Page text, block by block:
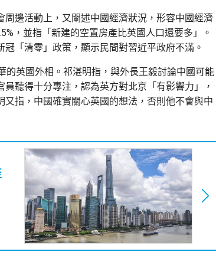
邊活動上，又闡述中國經濟狀況，形容中國經濟
，並指「新建的空置房產比英國人口還要多」。
「清零」政策，顯示民間對習近平政府不滿。
的英國外相。祁湛明指，與外長王毅討論中國可能
聽得十分專注，認為英方對北京「有影響力」，
指，中國確實關心英國的想法，否則他不會與中